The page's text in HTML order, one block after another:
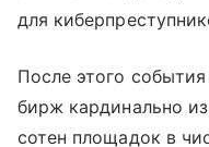
для
После этого
бирж кардинально
сотен площадок в